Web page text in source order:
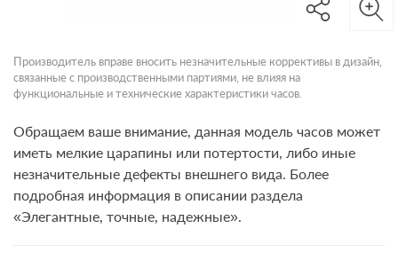
Производитель вправе вносить незначительные коррективы в дизайн,
связанные с производственными партиями, не влияя на
функциональные и технические характеристики часов.
Обращаем ваше внимание, данная модель часов может
иметь мелкие царапины или потертости, либо иные
незначительные дефекты внешнего вида. Более
подробная информация в описании раздела
«Элегантные, точные, надежные».